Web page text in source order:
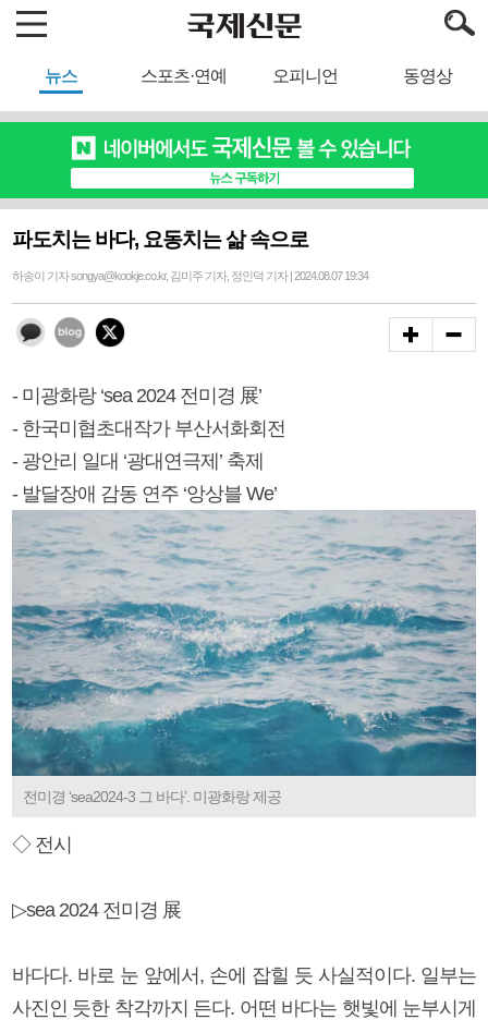
뉴스 스포츠·연예 오피니언 동영상
파도치는 바다, 요동치는 삶 속으로
하송이 기자 songya@kookje.co.kr, 김미주 기자, 정인덕 기자 | 2024.08.07 19:34
- 미광화랑 ‘sea 2024 전미경 展’
- 한국미협초대작가 부산서화회전
- 광안리 일대 ‘광대연극제’ 축제
- 발달장애 감동 연주 ‘앙상블 We’
전미경 ‘sea2024-3 그 바다’. 미광화랑 제공
◇ 전시
▷sea 2024 전미경 展
바다다. 바로 눈 앞에서, 손에 잡힐 듯 사실적이다. 일부는
사진인 듯한 착각까지 든다. 어떤 바다는 햇빛에 눈부시게